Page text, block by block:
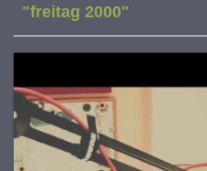
"freitag 2000"